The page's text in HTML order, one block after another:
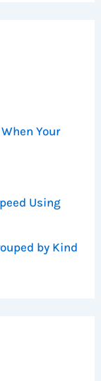
Your
Using
by Kind